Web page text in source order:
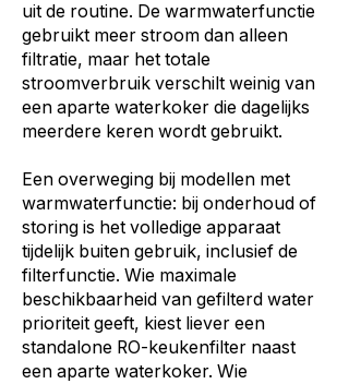
uit de routine. De warmwaterfunctie
gebruikt meer stroom dan alleen
filtratie, maar het totale
stroomverbruik verschilt weinig van
een aparte waterkoker die dagelijks
meerdere keren wordt gebruikt.
Een overweging bij modellen met
warmwaterfunctie: bij onderhoud of
storing is het volledige apparaat
tijdelijk buiten gebruik, inclusief de
filterfunctie. Wie maximale
beschikbaarheid van gefilterd water
prioriteit geeft, kiest liever een
standalone RO-keukenfilter naast
een aparte waterkoker. Wie